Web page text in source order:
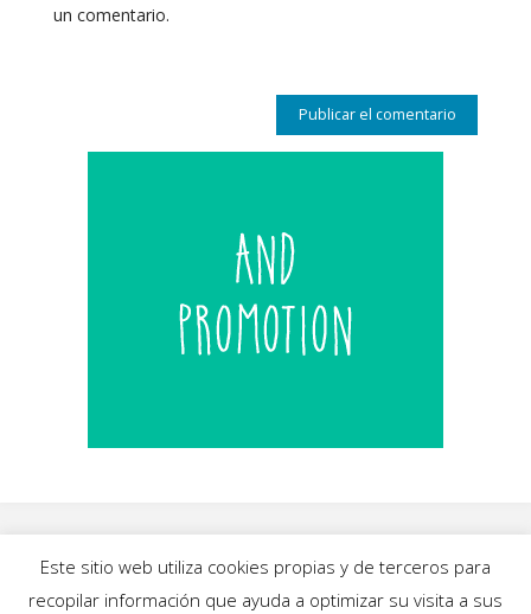
un comentario.
Este sitio web utiliza cookies propias y de terceros para
recopilar información que ayuda a optimizar su visita a sus